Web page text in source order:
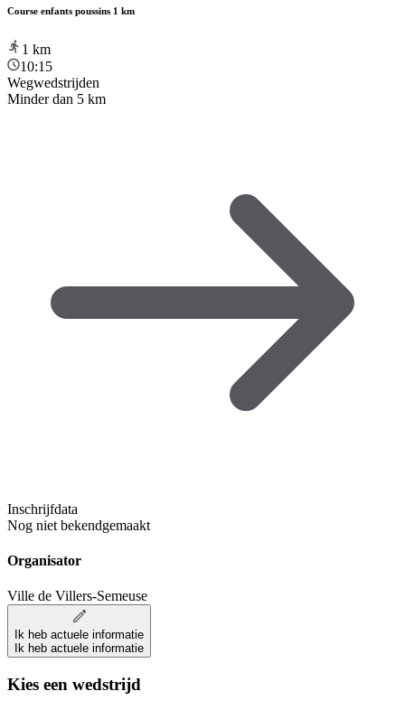
Course enfants poussins 1 km
1 km
10:15
Wegwedstrijden
Minder dan 5 km
Inschrijfdata
Nog niet bekendgemaakt
Organisator
Ville de Villers-Semeuse
Ik heb actuele informatie
Ik heb actuele informatie
Kies een wedstrijd